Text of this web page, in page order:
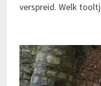
verspreid. Welk